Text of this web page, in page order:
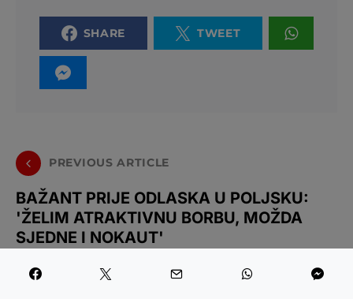
SHARE TWEET
PREVIOUS ARTICLE
BAŽANT PRIJE ODLASKA U POLJSKU:
'ŽELIM ATRAKTIVNU BORBU, MOŽDA
SJEDNE I NOKAUT'
NEXT ARTICLE